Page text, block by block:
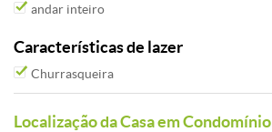
andar inteiro
Características de lazer
Churrasqueira
Localização da Casa em Condomínio